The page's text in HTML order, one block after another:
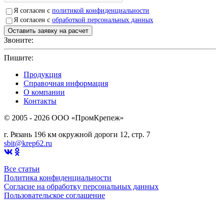
Я согласен с политикой конфиденциальности
Я согласен с обработкой персональных данных
Звоните:
Пишите:
Продукция
Справочная информация
О компании
Контакты
© 2005 - 2026 OOO «ПромКрепеж»
г. Рязань 196 км окружной дороги 12, стр. 7
sbit@krep62.ru
Все статьи
Политика конфиденциальности
Согласие на обработку персональных данных
Пользовательское соглашение